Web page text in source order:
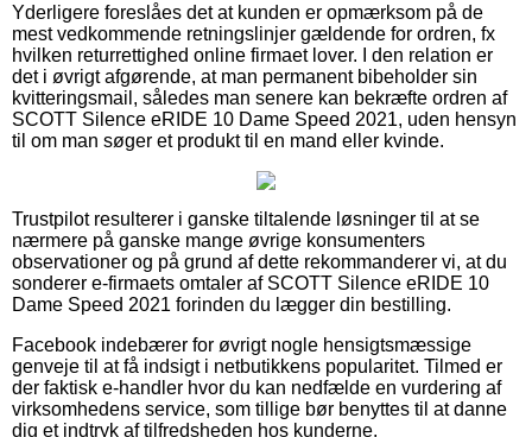
Yderligere foreslåes det at kunden er opmærksom på de
mest vedkommende retningslinjer gældende for ordren, fx
hvilken returrettighed online firmaet lover. I den relation er
det i øvrigt afgørende, at man permanent bibeholder sin
kvitteringsmail, således man senere kan bekræfte ordren af
SCOTT Silence eRIDE 10 Dame Speed 2021, uden hensyn
til om man søger et produkt til en mand eller kvinde.
Trustpilot resulterer i ganske tiltalende løsninger til at se
nærmere på ganske mange øvrige konsumenters
observationer og på grund af dette rekommanderer vi, at du
sonderer e-firmaets omtaler af SCOTT Silence eRIDE 10
Dame Speed 2021 forinden du lægger din bestilling.
Facebook indebærer for øvrigt nogle hensigtsmæssige
genveje til at få indsigt i netbutikkens popularitet. Tilmed er
der faktisk e-handler hvor du kan nedfælde en vurdering af
virksomhedens service, som tillige bør benyttes til at danne
dig et indtryk af tilfredsheden hos kunderne.